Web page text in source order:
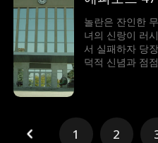
놀란은 잔인한
녀의 신랑이 러
서 실패하자 당
덕적 신념과 점
1 2